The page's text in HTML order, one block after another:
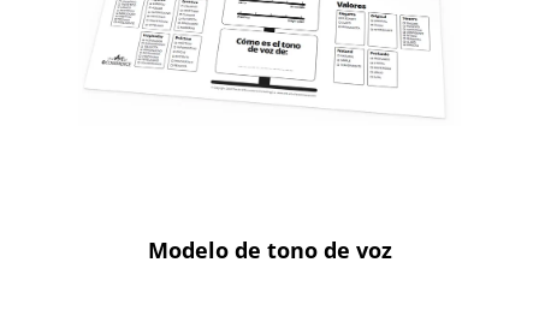
Modelo de tono de voz